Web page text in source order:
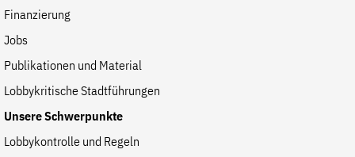
Projektspende
Testamentsspende
Presse
Newsletter
Appelle unterzeichnen
Kontakt
Finanzierung
Jobs
Publikationen und Material
Lobbykritische Stadtführungen
Unsere Schwerpunkte
Lobbykontrolle und Regeln